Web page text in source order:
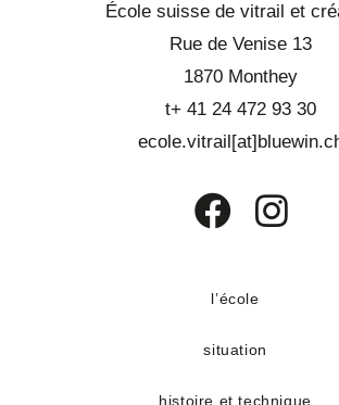
École suisse de vitrail et
Rue de Venise 13
1870 Monthey
t+ 41 24 472 93 30
un
onglet
l’école
situation
histoire et technique